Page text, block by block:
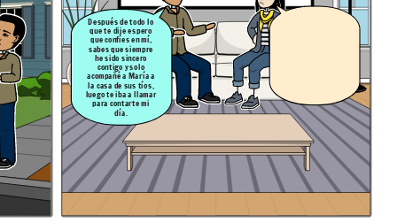
Después de todo lo
que te dije espero
que confíes en mí,
sabes que siempre
he sido sincero
contigo y solo
acompañé a María a
la casa de sus tíos,
luego te iba a llamar
para contarte mi
día.